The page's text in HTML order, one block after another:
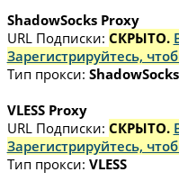
ShadowSocks Proxy
URL Подписки: СКРЫТО.
Зарегистрируйтесь,
Тип прокси: ShadowSocks
VLESS Proxy
URL Подписки: СКРЫТО.
Зарегистрируйтесь,
Тип прокси: VLESS